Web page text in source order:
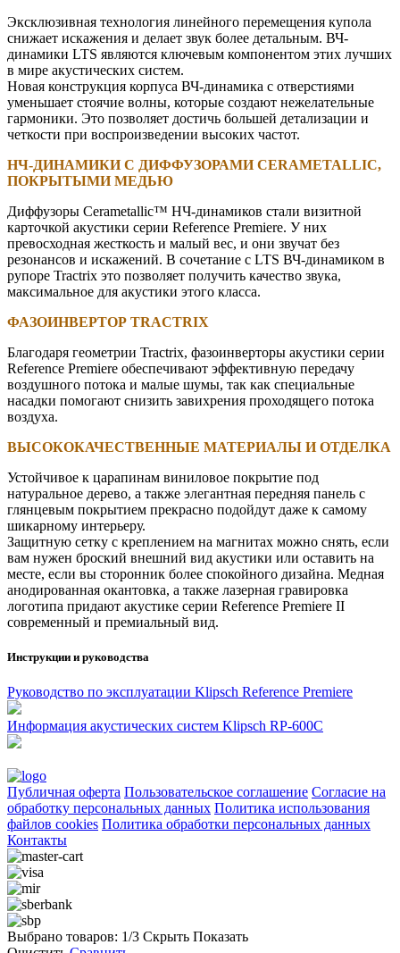
Эксклюзивная технология линейного перемещения купола
снижает искажения и делает звук более детальным. ВЧ-
динамики LTS являются ключевым компонентом этих лучших
в мире акустических систем.
Новая конструкция корпуса ВЧ-динамика с отверстиями
уменьшает стоячие волны, которые создают нежелательные
гармоники. Это позволяет достичь большей детализации и
четкости при воспроизведении высоких частот.
НЧ-ДИНАМИКИ С ДИФФУЗОРАМИ CERAMETALLIC,
ПОКРЫТЫМИ МЕДЬЮ
Диффузоры Cerametallic™ НЧ-динамиков стали визитной
карточкой акустики серии Reference Premiere. У них
превосходная жесткость и малый вес, и они звучат без
резонансов и искажений. В сочетание с LTS ВЧ-динамиком в
рупоре Tractrix это позволяет получить качество звука,
максимальное для акустики этого класса.
ФАЗОИНВЕРТОР TRACTRIX
Благодаря геометрии Tractrix, фазоинверторы акустики серии
Reference Premiere обеспечивают эффективную передачу
воздушного потока и малые шумы, так как специальные
насадки помогают снизить завихрения проходящего потока
воздуха.
ВЫСОКОКАЧЕСТВЕННЫЕ МАТЕРИАЛЫ И ОТДЕЛКА
Устойчивое к царапинам виниловое покрытие под
натуральное дерево, а также элегантная передняя панель с
глянцевым покрытием прекрасно подойдут даже к самому
шикарному интерьеру.
Защитную сетку с креплением на магнитах можно снять, если
вам нужен броский внешний вид акустики или оставить на
месте, если вы сторонник более спокойного дизайна. Медная
анодированная окантовка, а также лазерная гравировка
логотипа придают акустике серии Reference Premiere II
современный и премиальный вид.
Инструкции и руководства
Руководство по эксплуатации Klipsch Reference Premiere
Информация акустических систем Klipsch RP-600C
Публичная оферта Пользовательское соглашение Согласие на
обработку персональных данных Политика использования
файлов cookies Политика обработки персональных данных
Контакты
Выбрано товаров: 1/3 Скрыть Показать